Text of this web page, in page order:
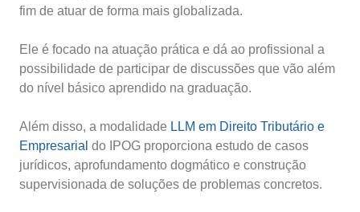
fim de atuar de forma mais globalizada.
Ele é focado na atuação prática e dá ao profissional a
possibilidade de participar de discussões que vão além
do nível básico aprendido na graduação.
Além disso, a modalidade LLM em Direito Tributário e
Empresarial do IPOG proporciona estudo de casos
jurídicos, aprofundamento dogmático e construção
supervisionada de soluções de problemas concretos.